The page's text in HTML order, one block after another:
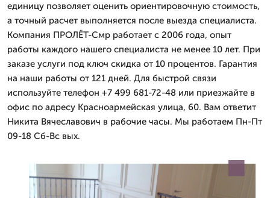
единицу позволяет оценить ориентировочную стоимость,
а точный расчет выполняется после выезда специалиста.
Компания ПРОЛЁТ-Смр работает с 2006 года, опыт
работы каждого нашего специалиста не менее 10 лет. При
заказе услуги под ключ скидка от 10 процентов. Гарантия
на наши работы от 121 дней. Для быстрой связи
используйте телефон +7 499 681-72-48 или приезжайте в
офис по адресу Красноармейская улица, 60. Вам ответит
Никита Вячеславович в рабочие часы. Мы работаем Пн-Пт
09-18 Сб-Вс вых.